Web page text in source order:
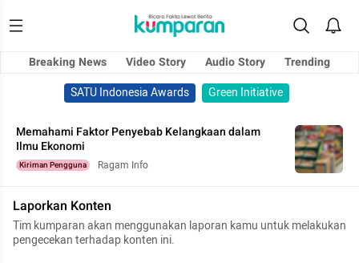
Breaking News Video Story Audio Story
Trending
SATU Indonesia Awards
Green Initiative
Memahami Faktor Penyebab Kelangkaan dalam
Ilmu Ekonomi
Kiriman Pengguna Ragam Info
Laporkan Konten
Tim kumparan akan menggunakan laporan kamu untuk melakukan
pengecekan terhadap konten ini.